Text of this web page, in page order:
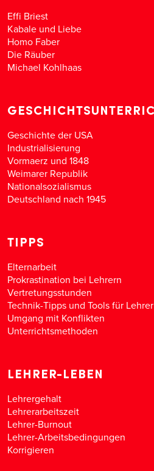
Effi Briest
Kabale und Liebe
Homo Faber
Die Räuber
Michael Kohlhaas
Geschichte der USA
Industrialisierung
Vormaerz und 1848
Weimarer Republik
Nationalsozialismus
Deutschland nach 1945
TIPPS
Elternarbeit
Prokrastination bei Lehrern
Vertretungsstunden
Technik-Tipps und Tools für Lehrer
Umgang mit Konflikten
Unterrichtsmethoden
LEHRER-LEBEN
Lehrergehalt
Lehrerarbeitszeit
Lehrer-Burnout
Lehrer-Arbeitsbedingungen
Korrigieren